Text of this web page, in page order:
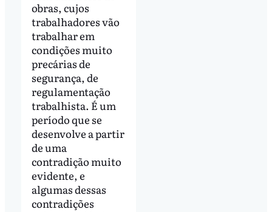
obras, cujos
trabalhadores vão
trabalhar em
condições muito
precárias de
segurança, de
regulamentação
trabalhista. É um
período que se
desenvolve a partir
de uma
contradição muito
evidente, e
algumas dessas
contradições